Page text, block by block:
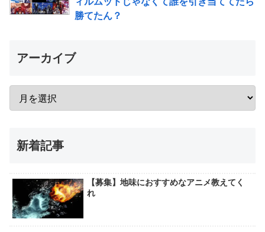
勝てたん？
アーカイブ
新着記事
【募集】地味におすすめなアニメ教えてく
れ